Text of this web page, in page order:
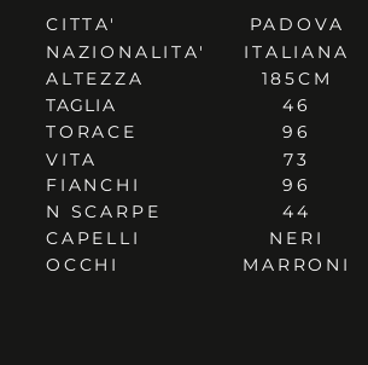
ITALIANA
185CM
46
96
73
96
44
NERI
MARRONI
PADOVA
NAZIONALITA'
ALTEZZA
TAGLIA
TORACE
VITA
FIANCHI
N SCARPE
CAPELLI
OCCHI
CITTA'